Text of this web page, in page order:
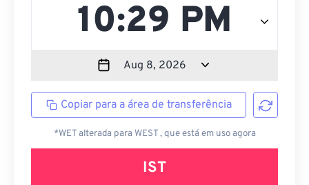
Copiar para a área de transferência
*WET alterada para WEST , que está em uso agora
IST